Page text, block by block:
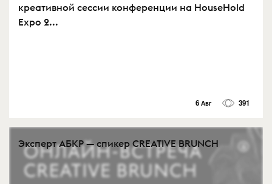
креативной сессии конференции на HouseHold
Expo 2...
6 Авг 391
Эксперт АБКР — спикер CREATIVE BRUNCH